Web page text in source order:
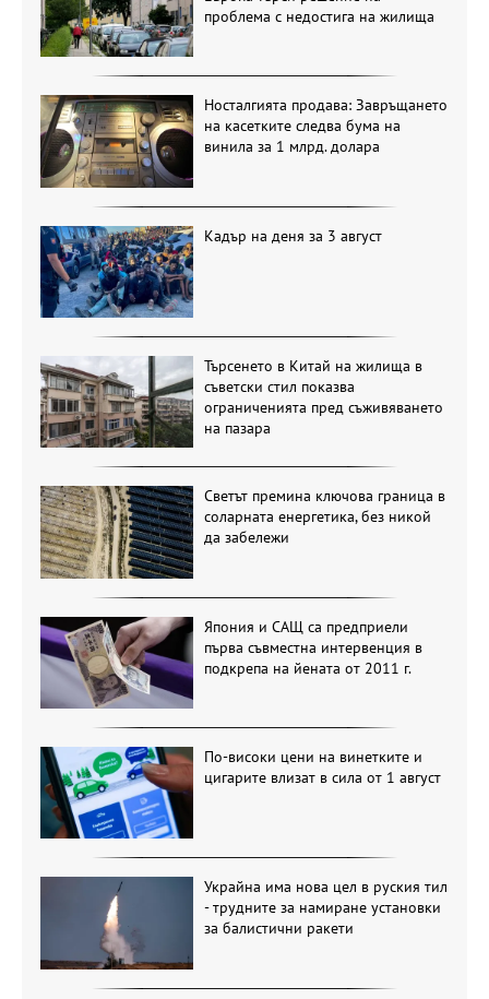
проблема с недостига на жилища
Носталгията продава: Завръщането
на касетките следва бума на
винила за 1 млрд. долара
Кадър на деня за 3 август
Търсенето в Китай на жилища в
съветски стил показва
ограниченията пред съживяването
на пазара
Светът премина ключова граница в
соларната енергетика, без никой
да забележи
Япония и САЩ са предприели
първа съвместна интервенция в
подкрепа на йената от 2011 г.
По-високи цени на винетките и
цигарите влизат в сила от 1 август
Украйна има нова цел в руския тил
- трудните за намиране установки
за балистични ракети